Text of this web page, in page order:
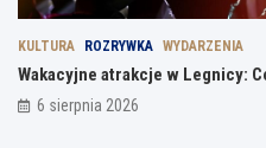
KULTURA ROZRYWKA WYDARZENIA
Wakacyjne atrakcje w Legnicy:
6 sierpnia 2026